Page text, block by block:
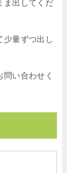
ま出してくだ
少量ずつ出し
い合わせく